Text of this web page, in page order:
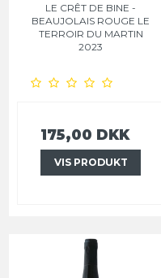
LE CRÊT DE BINE -
BEAUJOLAIS ROUGE LE
TERROIR DU MARTIN
2023
175,00 DKK
VIS PRODUKT